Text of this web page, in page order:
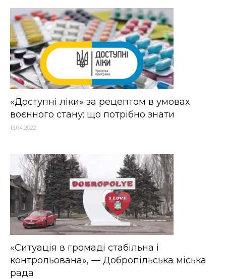
«Доступні ліки» за рецептом в умовах
воєнного стану: що потрібно знати
13.04.2022
«Ситуація в громаді стабільна і
контрольована», — Добропільська міська
рада